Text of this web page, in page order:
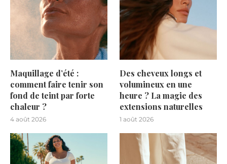
Maquillage d’été :
comment faire tenir son
fond de teint par forte
chaleur ?
4 août 2026
Des cheveux longs et
volumineux en une
heure ? La magie des
extensions naturelles
1 août 2026